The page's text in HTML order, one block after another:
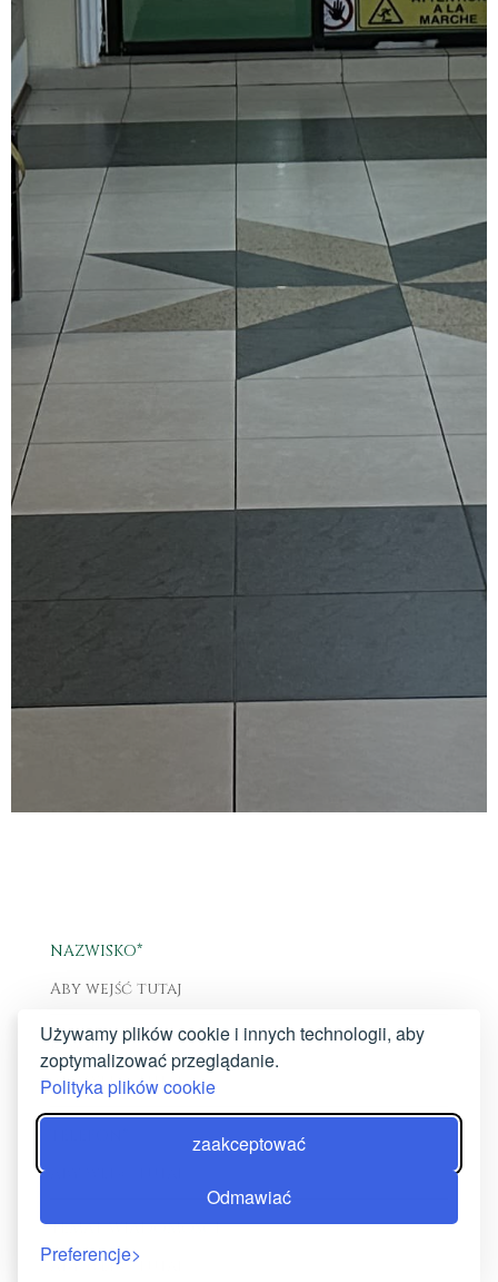
Używamy plików cookie i innych technologii, aby
zoptymalizować przeglądanie.
Polityka plików cookie
zaakceptować
Odmawiać
Preferencje
NAZWISKO*
E-MAIL*
TEMAT WIADOMOŚCI